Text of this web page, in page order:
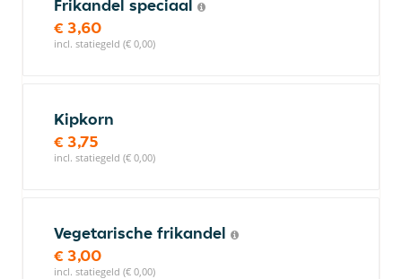
Frikandel speciaal
€ 3,60
incl. statiegeld (€ 0,00)
Kipkorn
€ 3,75
incl. statiegeld (€ 0,00)
Vegetarische frikandel
€ 3,00
incl. statiegeld (€ 0,00)